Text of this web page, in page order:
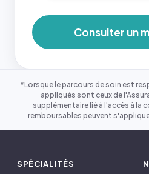
Consulter un
*Lorsque le parcours de soin est
appliqués sont ceux de
supplémentaire lié à l'accès à la
remboursables peuvent
SPÉCIALITÉS